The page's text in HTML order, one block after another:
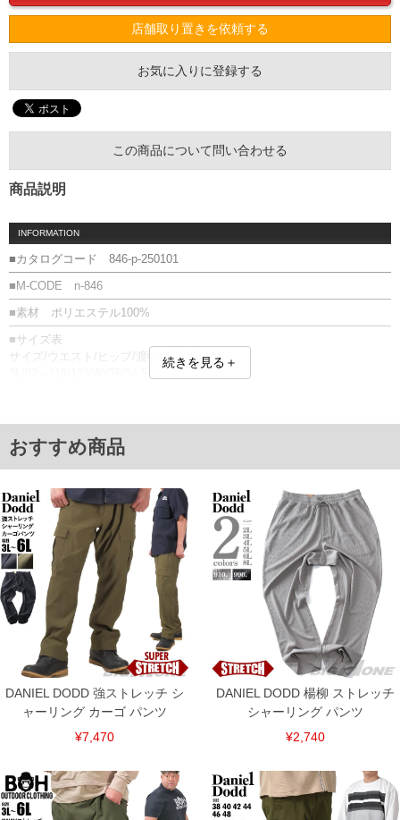
店舗取り置きを依頼する
お気に入りに登録する
この商品について問い合わせる
商品説明
INFORMATION
■カタログコード 846-p-250101
■M-CODE n-846
■素材 ポリエステル100%
■サイズ表
サイズ/ウエスト/ヒップ/渡幅/股下/股上
6L/122～146/163/49/78/38.0
単位はcm
※【返品交換について】
下着(肌着)やワイシャツは商品の性質上、返品交換不可とさせて頂いております。予め
ご了承くださいませ。
※【ボトムの裾上げをご希望の場合】
裾上げ料金は500円+税となります。
備考欄に股下●cmとご記入下さい。（裾上げ無料対象商品は1本につき税込6,000円以
上の品が対象。1本5,999円以下の商品は有料（500円+税）となります。）
出荷まで約1週間～20日間程お時間を頂く場合がございます。
尚、裾上げした商品は返品・交換不可となりますので、予めご了承下さい。
一部、お直しに対応出来ない商品がございます。(例：裾にファスナーや調節ひもが付
いている、極端なデザインが施されている等)
※商品によって若干のサイズの誤差がございます。また、お客様がご使用の環境（コ
ンピュータ画面）によって、商品の色味が若干異なる場合がございます。予めご了承
ください。
※当店での掲載商品は、実店鋪と在庫を共用しておりますので店頭での売り違い、店
舗からのお取り寄せ等により、お客様にご迷惑をお掛けしてしまう場合がございま
す。そのようなことがない様最大限に努めておりますが、もしあった場合速やかにご
連絡させて頂きますので予めご了承ください。
ITEM INTRODUCTION
続きを見る＋
おすすめ商品
DANIEL DODD 強ストレッチ シ
ャーリング カーゴ パンツ
¥7,470
DANIEL DODD 楊柳 ストレッチ
シャーリング パンツ
¥2,740